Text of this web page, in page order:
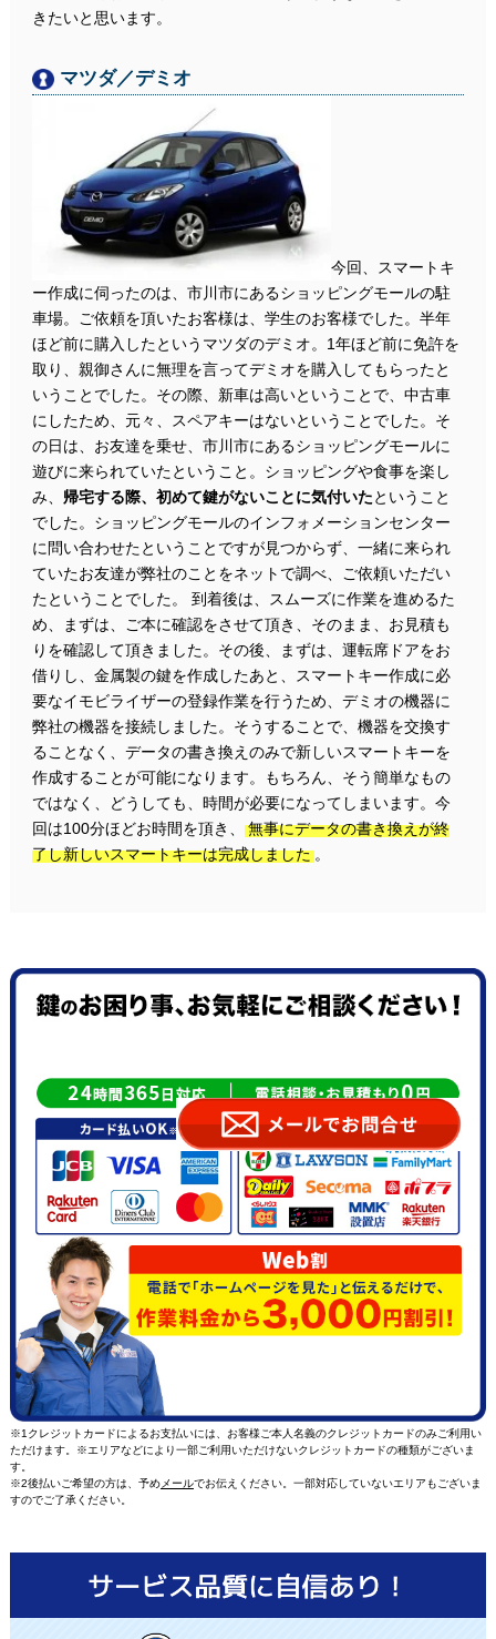
きたいと思います。
マツダ／デミオ
今回、スマートキ
ー作成に伺ったのは、市川市にあるショッピングモールの駐
車場。ご依頼を頂いたお客様は、学生のお客様でした。半年
ほど前に購入したというマツダのデミオ。1年ほど前に免許を
取り、親御さんに無理を言ってデミオを購入してもらったと
いうことでした。その際、新車は高いということで、中古車
にしたため、元々、スペアキーはないということでした。そ
の日は、お友達を乗せ、市川市にあるショッピングモールに
遊びに来られていたということ。ショッピングや食事を楽し
み、 帰宅する際、初めて鍵がないことに気付いたということ
でした。ショッピングモールのインフォメーションセンター
に問い合わせたということですが見つからず、一緒に来られ
ていたお友達が弊社のことをネットで調べ、ご依頼いただい
たということでした。 到着後は、スムーズに作業を進めるた
め、まずは、ご本に確認をさせて頂き、そのまま、お見積も
りを確認して頂きました。その後、まずは、運転席ドアをお
借りし、金属製の鍵を作成したあと、スマートキー作成に必
要なイモビライザーの登録作業を行うため、デミオの機器に
弊社の機器を接続しました。そうすることで、機器を交換す
ることなく、データの書き換えのみで新しいスマートキーを
作成することが可能になります。もちろん、そう簡単なもの
ではなく、どうしても、時間が必要になってしまいます。今
回は100分ほどお時間を頂き、
無事にデータの書き換えが終
了し新しいスマートキーは完成しました。
※1クレジットカードによるお支払いには、お客様ご本人名義のクレジットカードのみご利用い
ただけます。※エリアなどにより一部ご利用いただけないクレジットカードの種類がございま
す。
※2後払いご希望の方は、予めメールでお伝えください。一部対応していないエリアもございま
すのでご了承ください。